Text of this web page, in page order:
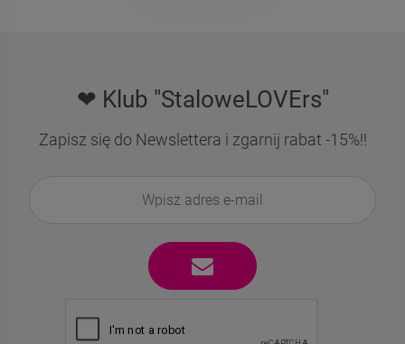
❤ Klub "StaloweLOVErs"
Zapisz się do Newslettera i zgarnij rabat -15%!!